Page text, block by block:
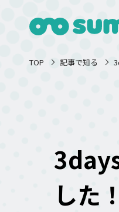
TOP 記事で知る
した！